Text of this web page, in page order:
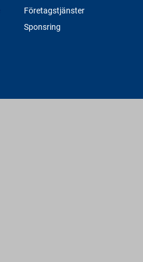
Företagstjänster
Sponsring